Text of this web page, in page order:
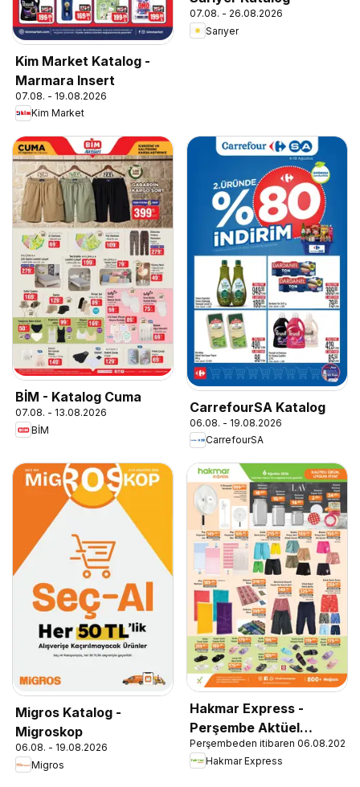
Kim Market Katalog -
Marmara Insert
07.08. - 19.08.2026
Kim Market
07.08. - 26.08.2026
Sarıyer
BİM - Katalog Cuma
07.08. - 13.08.2026
BİM
CarrefourSA Katalog
06.08. - 19.08.2026
CarrefourSA
Migros Katalog -
Migroskop
06.08. - 19.08.2026
Migros
Hakmar Express -
Perşembe Aktüel
Ürünler
Perşembeden itibaren 06.08.2026
Hakmar Express